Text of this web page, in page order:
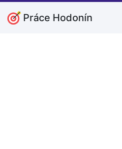
Práce Hodonín